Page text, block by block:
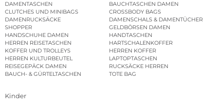
DAMENTASCHEN
BAUCHTASCHEN DAMEN
CLUTCHES UND MINIBAGS
CROSSBODY BAGS
DAMENRUCKSÄCKE
DAMENSCHALS & DAMENTÜCHER
SHOPPER
GELDBÖRSEN DAMEN
HANDSCHUHE DAMEN
HANDTASCHEN
HERREN REISETASCHEN
HARTSCHALENKOFFER
KOFFER UND TROLLEYS
HERREN KOFFER
HERREN KULTURBEUTEL
LAPTOPTASCHEN
REISEGEPÄCK DAMEN
RUCKSÄCKE HERREN
BAUCH- & GÜRTELTASCHEN
TOTE BAG
Kinder